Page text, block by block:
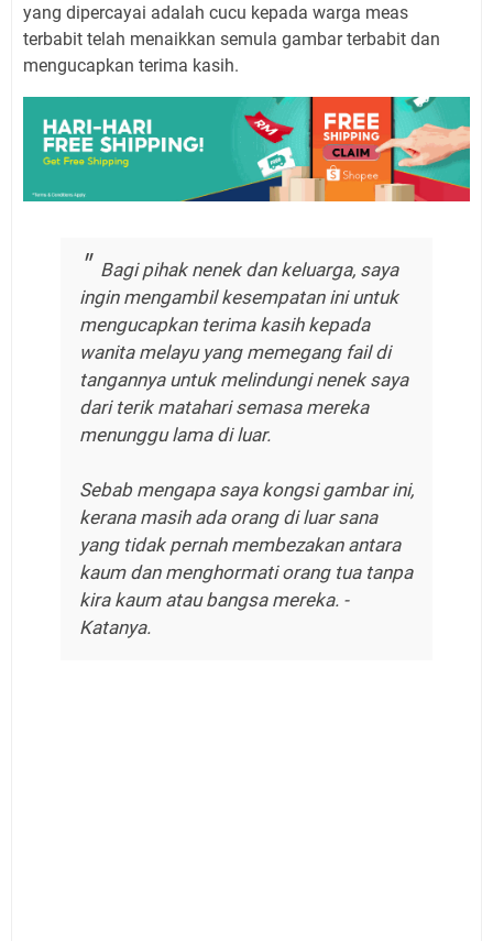
yang dipercayai adalah cucu kepada warga meas
terbabit telah menaikkan semula gambar terbabit dan
mengucapkan terima kasih.
Bagi pihak nenek dan keluarga, saya
ingin mengambil kesempatan ini untuk
mengucapkan terima kasih kepada
wanita melayu yang memegang fail di
tangannya untuk melindungi nenek saya
dari terik matahari semasa mereka
menunggu lama di luar.
Sebab mengapa saya kongsi gambar ini,
kerana masih ada orang di luar sana
yang tidak pernah membezakan antara
kaum dan menghormati orang tua tanpa
kira kaum atau bangsa mereka. -
Katanya.